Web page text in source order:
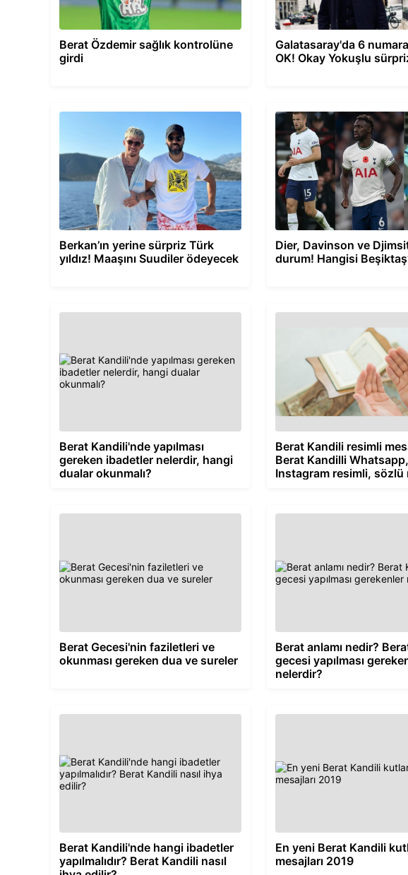
Berat Özdemir sağlık kontrolüne
girdi
Galatasaray'da 6
OK! Okay Yokuşlu
Berkan’ın yerine sürpriz Türk
yıldız! Maaşını Suudiler ödeyecek
Dier, Davinson ve
durum! Hangisi
Berat Kandili'nde yapılması
gereken ibadetler nelerdir, hangi
dualar okunmalı?
Berat Kandili resimli
Berat Kandilli Whatsapp,
Instagram resimli, sözlü
Berat Gecesi'nin faziletleri ve
okunması gereken dua ve sureler
Berat anlamı nedir?
gecesi yapılması
nelerdir?
Berat Kandili'nde hangi ibadetler
yapılmalıdır? Berat Kandili nasıl
En yeni Berat Kandili
mesajları 2019